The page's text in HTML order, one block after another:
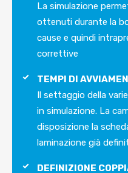
La simulazione
ottenuti durante la
cause e quindi
correttive
TEMPI DI
Il settaggio della
in simulazione. La
disposizione la
laminazione già
DEFINIZIONE